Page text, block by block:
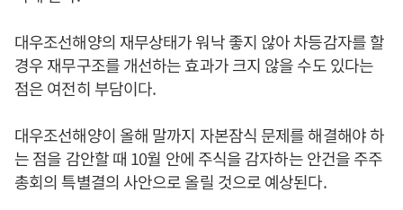
대우조선해양의 재무상태가 워낙 좋지 않아 차등감자를 할
경우 재무구조를 개선하는 효과가 크지 않을 수도 있다는
점은 여전히 부담이다.
대우조선해양이 올해 말까지 자본잠식 문제를 해결해야 하
는 점을 감안할 때 10월 안에 주식을 감자하는 안건을 주주
총회의 특별결의 사안으로 올릴 것으로 예상된다.